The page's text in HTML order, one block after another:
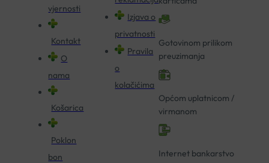
vjernosti
Kontakt
O
nama
Košarica
Poklon
bon
Izjava o
privatnosti
Pravila
o
kolačićima
Gotovinom prilikom
preuzimanja
Općom uplatnicom /
virmanom
Internet bankarstvo